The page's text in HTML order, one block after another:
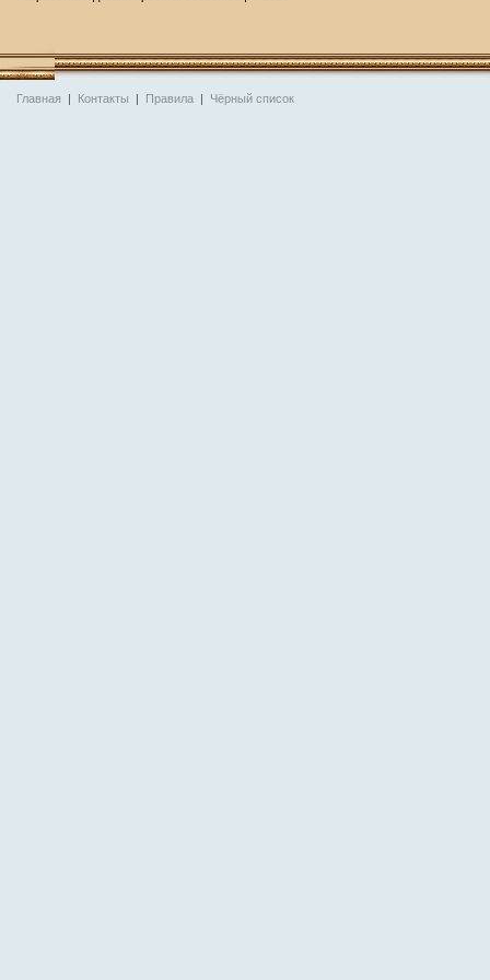
Главная | Контакты | Правила | Чёрный список